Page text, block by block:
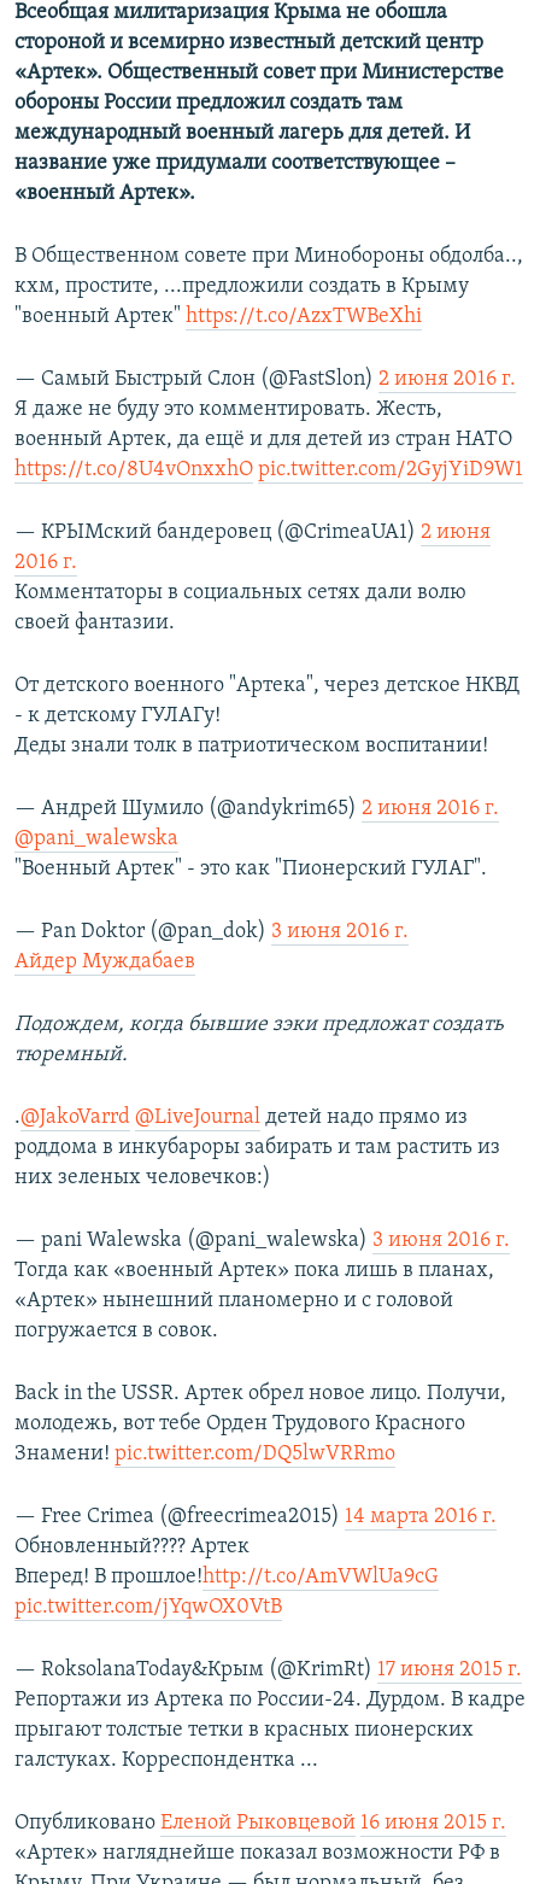
Всеобщая милитаризация Крыма не обошла
стороной и всемирно известный детский центр
«Артек». Общественный совет при Министерстве
обороны России предложил создать там
международный военный лагерь для детей. И
название уже придумали соответствующее –
«военный Артек».
В Общественном совете при Минобороны обдолба..,
кхм, простите, ...предложили создать в Крыму
"военный Артек" https://t.co/AzxTWBeXhi
— Самый Быстрый Слон (@FastSlon) 2 июня 2016 г.
Я даже не буду это комментировать. Жесть,
военный Артек, да ещё и для детей из стран НАТО
https://t.co/8U4vOnxxhO pic.twitter.com/2GyjYiD9W1
— КРЫМский бандеровец (@CrimeaUA1) 2 июня
2016 г.
Комментаторы в социальных сетях дали волю
своей фантазии.
От детского военного "Артека", через детское НКВД
- к детскому ГУЛАГу!
Деды знали толк в патриотическом воспитании!
— Андрей Шумило (@andykrim65) 2 июня 2016 г.
@pani_walewska
"Военный Артек" - это как "Пионерский ГУЛАГ".
— Pan Doktor (@pan_dok) 3 июня 2016 г.
Айдер Муждабаев
Подождем, когда бывшие зэки предложат создать
тюремный.
.@JakoVarrd @LiveJournal детей надо прямо из
роддома в инкубароры забирать и там растить из
них зеленых человечков:)
— pani Walewska (@pani_walewska) 3 июня 2016 г.
Тогда как «военный Артек» пока лишь в планах,
«Артек» нынешний планомерно и с головой
погружается в совок.
Back in the USSR. Артек обрел новое лицо. Получи,
молодежь, вот тебе Орден Трудового Красного
Знамени! pic.twitter.com/DQ5lwVRRmo
— Free Crimea (@freecrimea2015) 14 марта 2016 г.
Обновленный???? Артек
Вперед! В прошлое!http://t.co/AmVWlUa9cG
pic.twitter.com/jYqwOX0VtB
— RoksolanaToday&Крым (@KrimRt) 17 июня 2015 г.
Репортажи из Артека по России-24. Дурдом. В кадре
прыгают толстые тетки в красных пионерских
галстуках. Корреспондентка ...
Опубликовано Еленой Рыковцевой 16 июня 2015 г.
«Артек» нагляднейше показал возможности РФ в